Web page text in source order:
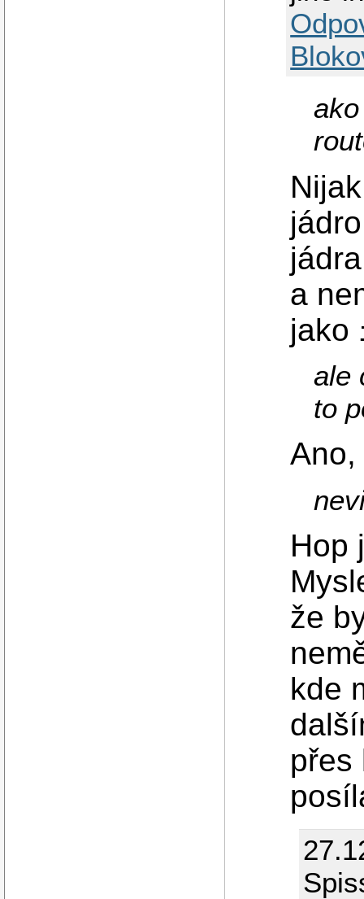
a
jako
ale
to
Hop
že
kde
přes